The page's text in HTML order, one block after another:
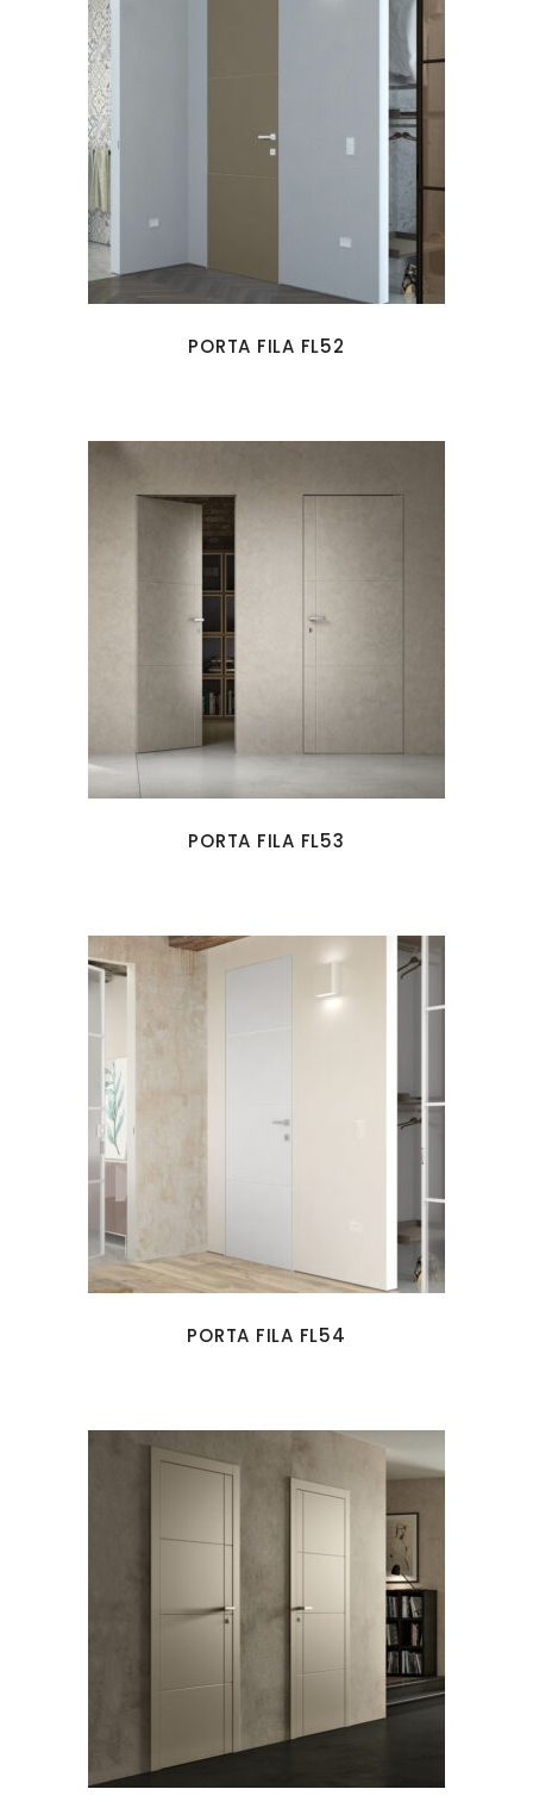
PORTA FILA FL52
PORTA FILA FL53
PORTA FILA FL54